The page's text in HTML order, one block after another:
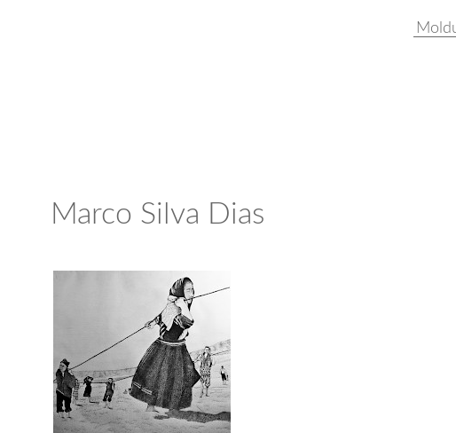
Marco Silva Dias